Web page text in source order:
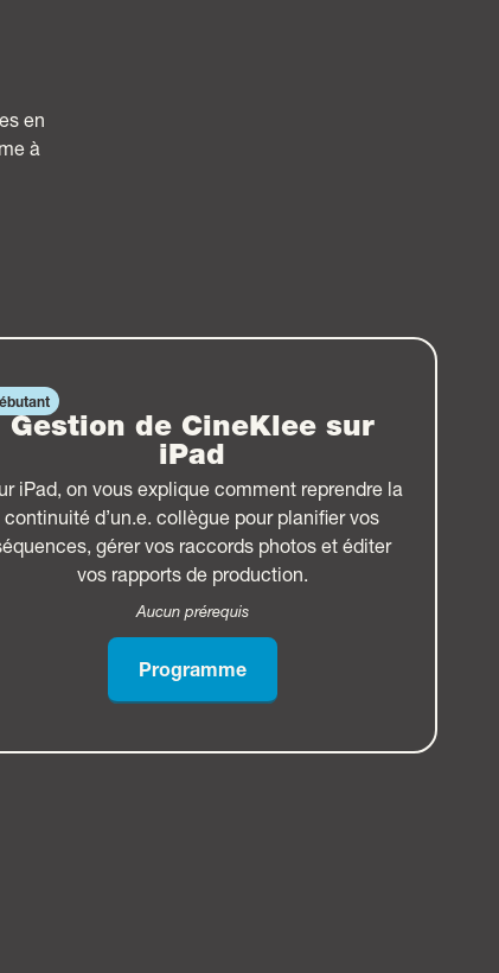
en
à
Gestion de CineKlee sur
iPad
iPad, on vous explique comment reprendre la
continuité d’un.e. collègue pour planifier vos
gérer vos raccords photos et éditer
vos rapports de production.
Aucun prérequis
Programme